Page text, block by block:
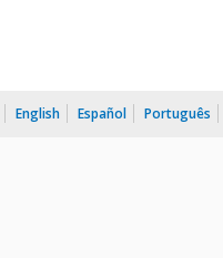
English Español Português